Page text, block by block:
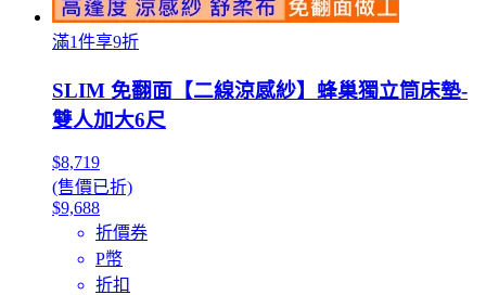
滿1件享9折
SLIM 免翻面【二線涼感紗】蜂巢獨立筒床墊-
雙人加大6尺
$8,719
(售價已折)
$9,688
折價券
P幣
折扣